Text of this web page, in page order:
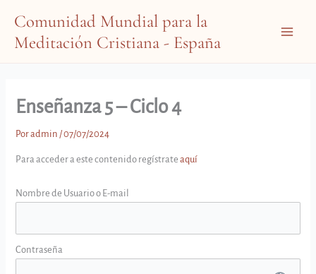
contenido
Comunidad Mundial para la
Meditación Cristiana - España
Enseñanza 5 – Ciclo 4
Poradmin /07/07/2024
Para acceder a este contenido regístrateaquí
Nombre de Usuario o E-mail
Contraseña